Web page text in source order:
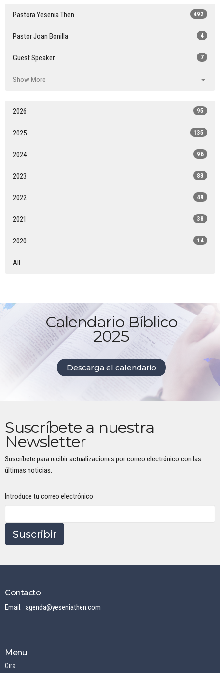
Pastora Yesenia Then 492
Pastor Joan Bonilla 4
Guest Speaker 7
Show More
2026 95
2025 135
2024 96
2023 83
2022 49
2021 38
2020 14
All
Calendario Bíblico
2025
Descarga el calendario
Suscríbete a nuestra
Newsletter
Suscríbete para recibir actualizaciones por correo electrónico con las
últimas noticias.
Introduce tu correo electrónico
Suscribir
Contacto
Email: agenda@yeseniathen.com
Menu
Gira